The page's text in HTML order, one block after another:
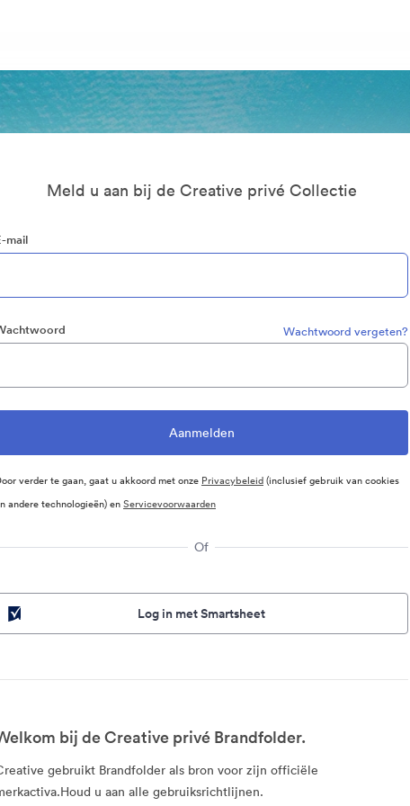
Meld u aan bij de Creative privé Collectie
mail
Wachtwoord vergeten?
verder te gaan, gaat u akkoord met onze Privacybeleid(inclusief gebruik van cookies
andere technologieën) enServicevoorwaarden
Of
Log in met Smartsheet
bij de Creative privé Brandfolder.
gebruikt Brandfolder als bron voor zijn officiële
u aan alle gebruiksrichtlijnen.